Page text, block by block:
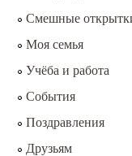
Смешные
Моя семья
Учёба и работа
События
Поздравления
Друзьям